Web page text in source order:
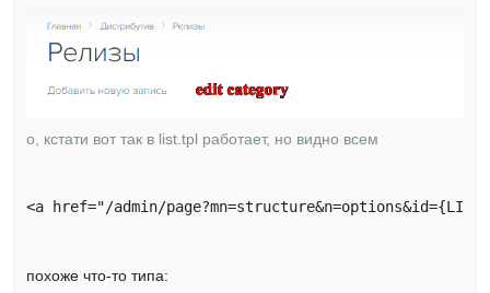
о, кстати вот так в list.tpl работает, но видно всем
<a href="/admin/
похоже что-то типа: